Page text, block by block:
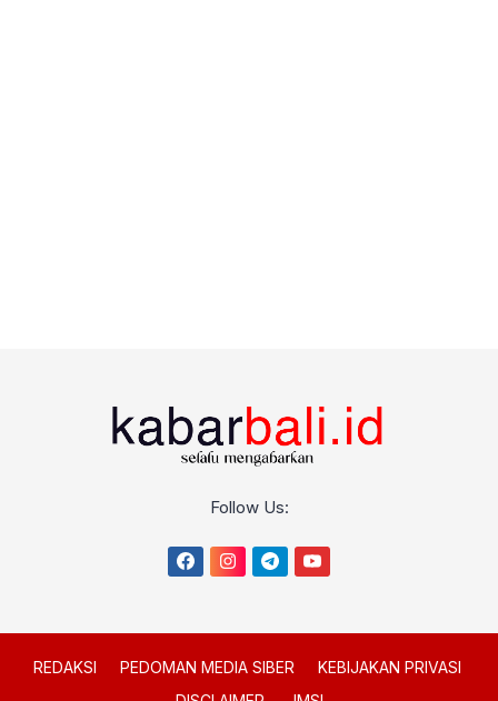
Follow Us:
REDAKSI PEDOMAN MEDIA SIBER
KEBIJAKAN PRIVASI